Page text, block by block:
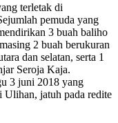
terletak di
pemuda yang
3 buah baliho
2 buah berukuran
dan selatan, serta 1
Seroja Kaja.
3 juni 2018 yang
Ulihan, jatuh pada redite